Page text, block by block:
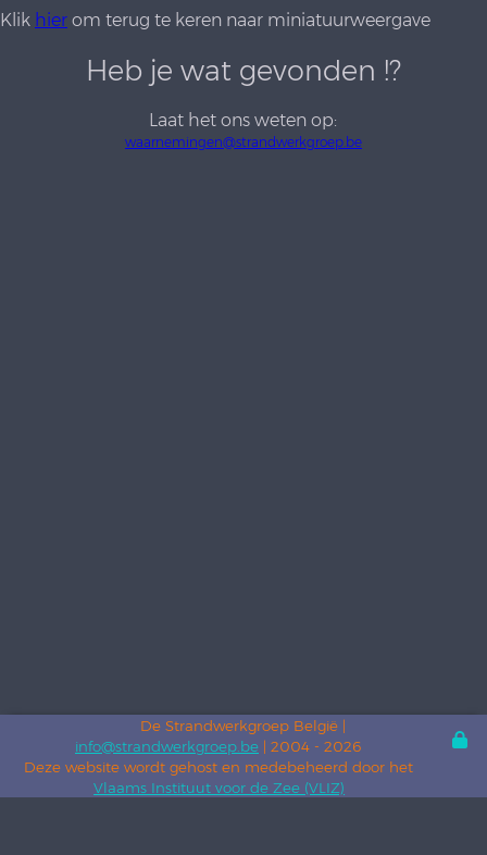
Klik hier om terug te keren naar miniatuurweergave
Heb je wat gevonden !?
Laat het ons weten op:
waarnemingen@strandwerkgroep.be
De Strandwerkgroep België |
info@strandwerkgroep.be | 2004 - 2026
Deze website wordt gehost en medebeheerd door het
Vlaams Instituut voor de Zee (VLIZ)